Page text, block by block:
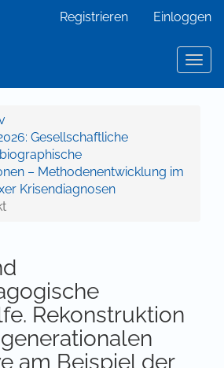
Registrieren Einloggen
Gesellschaftliche
– Methodenentwicklung im
Krisendiagnosen
Rekonstruktion
am Beispiel der